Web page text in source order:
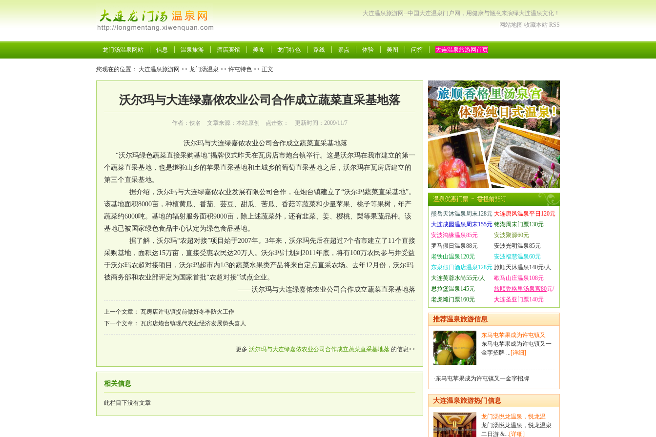
大连温泉旅游网--中国大连温泉门户网，用健康与惬意来演绎大连温泉文化！
网站地图 收藏本站 RSS
龙门汤温泉网站 信息 温泉旅游 酒店宾馆 美食 龙门特色 路线 景点 体验 美图 问答 大连温泉旅游网首页
您现在的位置： 大连温泉旅游网 >> 龙门汤温泉 >> 许屯特色 >> 正文
沃尔玛与大连绿嘉侬农业公司合作成立蔬菜直采基地落
作者：佚名 文章来源：本站原创 点击数： 更新时间：2009/11/7
沃尔玛与大连绿嘉侬农业公司合作成立蔬菜直采基地落
“沃尔玛绿色蔬菜直接采购基地”揭牌仪式昨天在瓦房店市炮台镇举行。这是沃尔玛在我市建立的第一
个蔬菜直采基地，也是继驼山乡的苹果直采基地和土城乡的葡萄直采基地之后，沃尔玛在瓦房店建立的
第三个直采基地。
据介绍，沃尔玛与大连绿嘉侬农业发展有限公司合作，在炮台镇建立了“沃尔玛蔬菜直采基地”。
该基地面积8000亩，种植黄瓜、番茄、芸豆、甜瓜、苦瓜、香菇等蔬菜和少量苹果、桃子等果树，年产
蔬菜约6000吨。基地的辐射服务面积9000亩，除上述蔬菜外，还有韭菜、姜、樱桃、梨等果蔬品种。该
基地已被国家绿色食品中心认定为绿色食品基地。
据了解，沃尔玛“农超对接”项目始于2007年。3年来，沃尔玛先后在超过7个省市建立了11个直接
采购基地，面积达15万亩，直接受惠农民达20万人。沃尔玛计划到2011年底，将有100万农民参与并受益
于沃尔玛农超对接项目，沃尔玛超市内1/3的蔬菜水果类产品将来自定点直采农场。去年12月份，沃尔玛
被商务部和农业部评定为国家首批“农超对接”试点企业。
——沃尔玛与大连绿嘉侬农业公司合作成立蔬菜直采基地落
上一个文章： 瓦房店许屯镇提前做好冬季防火工作
下一个文章： 瓦房店炮台镇现代农业经济发展势头喜人
更多 沃尔玛与大连绿嘉侬农业公司合作成立蔬菜直采基地落 的信息>>
相关信息
此栏目下没有文章
熊岳天沐温泉周末128元 大连唐风温泉平日120元
大连成园温泉周末155元 铭湖周末门票130元
安波鸿缘温泉85元
安波聚源60元
罗马假日温泉88元
安波光明温泉85元
老铁山温泉120元
安波福慧温泉60元
东泉假日酒店温泉128元 旅顺天沐温泉140元/人
大连芙蓉水尚55元/人
歇马山庄温泉108元
思拉堡温泉145元
旅顺香格里汤泉宫80元/
人
老虎滩门票160元 大连圣亚门票140元
推荐温泉旅游信息
东马屯苹果成为许屯镇又
东马屯苹果成为许屯镇又一
金字招牌 ...[详细]
·东马屯苹果成为许屯镇又一金字招牌
大连温泉旅游热门信息
龙门汤悦龙温泉，悦龙温
龙门汤悦龙温泉，悦龙温泉
二日游 &...[详细]